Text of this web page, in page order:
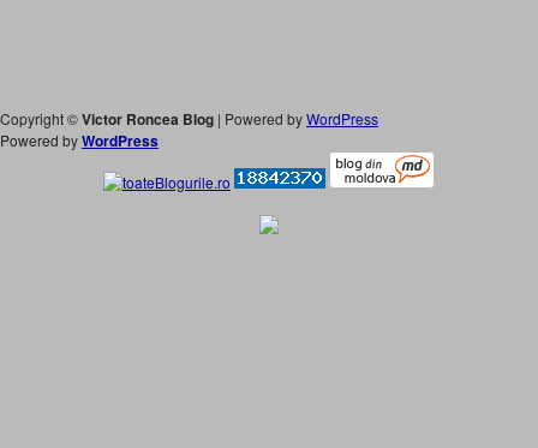
Copyright ©Victor Roncea Blog | Powered byWordPress
Powered byWordPress